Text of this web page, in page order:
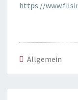
https://
Allgemein